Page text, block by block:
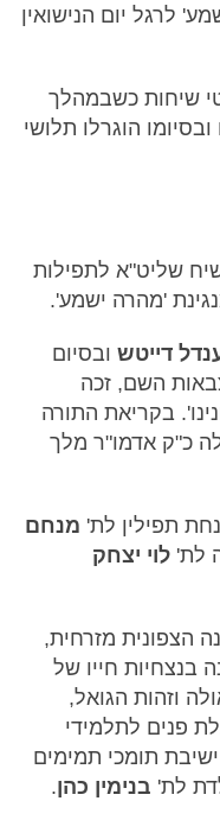
לרגל יום הנישואין
שיחות כשבמהלך
הוגרלו תלושי
שליט"א לתפילות
'מהרה ישמע'.
דייטש ובסיום
השם, זכה
בקריאת התורה
כ"ק אדמו"ר מלך
תפילין לת' מנחם
לת' לוי יצחק
הצפונית מזרחית,
בנצחיות חייו של
וזהות הגואל,
פנים לתלמידי
תומכי תמימים
לת' בנימין כהן.